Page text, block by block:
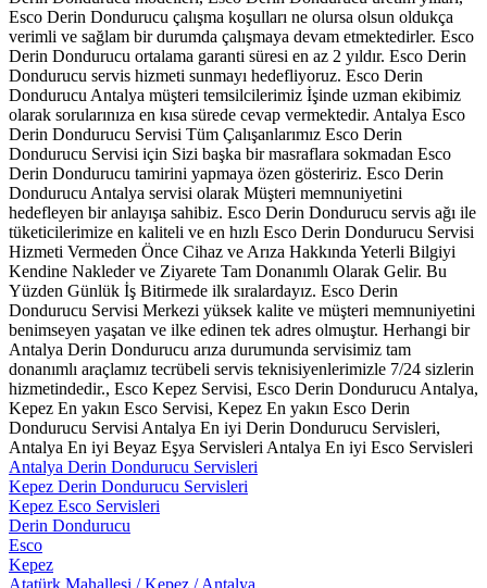
Esco Derin Dondurucu çalışma koşulları ne olursa olsun oldukça
verimli ve sağlam bir durumda çalışmaya devam etmektedirler. Esco
Derin Dondurucu ortalama garanti süresi en az 2 yıldır. Esco Derin
Dondurucu servis hizmeti sunmayı hedefliyoruz. Esco Derin
Dondurucu Antalya müşteri temsilcilerimiz İşinde uzman ekibimiz
olarak sorularınıza en kısa sürede cevap vermektedir. Antalya Esco
Derin Dondurucu Servisi Tüm Çalışanlarımız Esco Derin
Dondurucu Servisi için Sizi başka bir masraflara sokmadan Esco
Derin Dondurucu tamirini yapmaya özen gösteririz. Esco Derin
Dondurucu Antalya servisi olarak Müşteri memnuniyetini
hedefleyen bir anlayışa sahibiz. Esco Derin Dondurucu servis ağı ile
tüketicilerimize en kaliteli ve en hızlı Esco Derin Dondurucu Servisi
Hizmeti Vermeden Önce Cihaz ve Arıza Hakkında Yeterli Bilgiyi
Kendine Nakleder ve Ziyarete Tam Donanımlı Olarak Gelir. Bu
Yüzden Günlük İş Bitirmede ilk sıralardayız. Esco Derin
Dondurucu Servisi Merkezi yüksek kalite ve müşteri memnuniyetini
benimseyen yaşatan ve ilke edinen tek adres olmuştur. Herhangi bir
Antalya Derin Dondurucu arıza durumunda servisimiz tam
donanımlı araçlamız tecrübeli servis teknisiyenlerimizle 7/24 sizlerin
hizmetindedir., Esco Kepez Servisi, Esco Derin Dondurucu Antalya,
Kepez En yakın Esco Servisi, Kepez En yakın Esco Derin
Dondurucu Servisi Antalya En iyi Derin Dondurucu Servisleri,
Antalya En iyi Beyaz Eşya Servisleri Antalya En iyi Esco Servisleri
Antalya Derin Dondurucu Servisleri
Kepez Derin Dondurucu Servisleri
Kepez Esco Servisleri
Derin Dondurucu
Esco
Kepez
Atatürk Mahallesi / Kepez / Antalya